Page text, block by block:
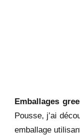
Emballages
Pousse, j’ai
emballage